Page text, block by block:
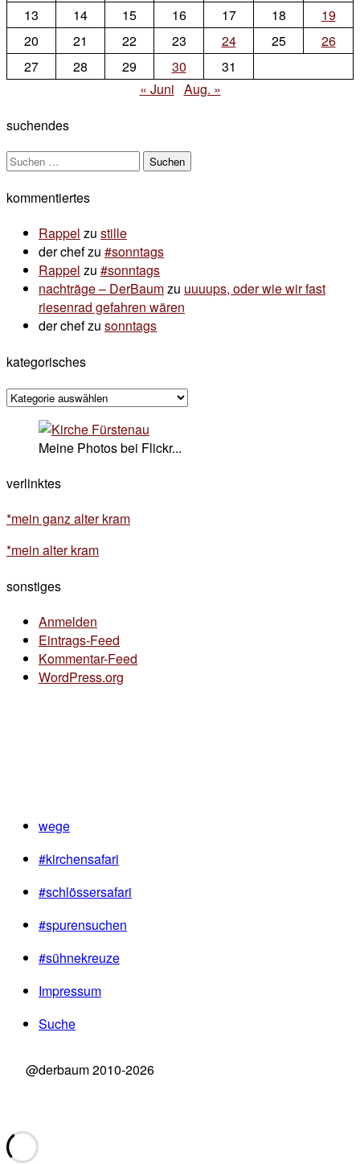
13
14 15 16 17 18
19
20
21 22 23 24 25
26
27
28 29 30
31
« Juni Aug. »
suchendes
Suchen
kommentiertes
Rappel zu stille
der chefzu #sonntags
Rappel zu #sonntags
nachträge – DerBaumzu uuuups, oder wie wir fast
riesenrad gefahren wären
der chefzu sonntags
kategorisches
kategorisches
Meine Photos bei Flickr...
verlinktes
*mein ganz alter kram
*mein alter kram
sonstiges
Anmelden
Eintrags-Feed
Kommentar-Feed
WordPress.org
wege
#kirchensafari
#schlössersafari
#spurensuchen
#sühnekreuze
Impressum
Suche
@derbaum 2010-2026